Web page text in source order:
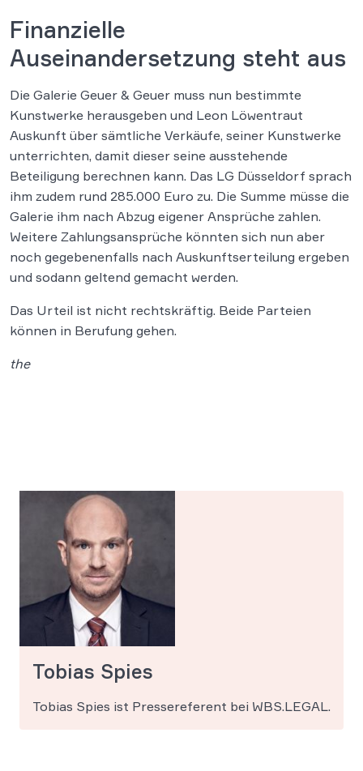
Finanzielle
Auseinandersetzung steht aus
Die Galerie Geuer & Geuer muss nun bestimmte
Kunstwerke herausgeben und Leon Löwentraut
Auskunft über sämtliche Verkäufe, seiner Kunstwerke
unterrichten, damit dieser seine ausstehende
Beteiligung berechnen kann. Das LG Düsseldorf sprach
ihm zudem rund 285.000 Euro zu. Die Summe müsse die
Galerie ihm nach Abzug eigener Ansprüche zahlen.
Weitere Zahlungsansprüche könnten sich nun aber
noch gegebenenfalls nach Auskunftserteilung ergeben
und sodann geltend gemacht werden.
Das Urteil ist nicht rechtskräftig. Beide Parteien
können in Berufung gehen.
the
Tobias Spies
Tobias Spies ist Pressereferent bei WBS.LEGAL.